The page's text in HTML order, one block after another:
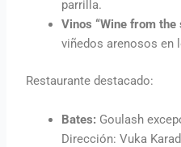
parrilla.
Vinos “Wine from the
viñedos arenosos en
Restaurante destacado:
Bates: Goulash
Dirección: Vuka